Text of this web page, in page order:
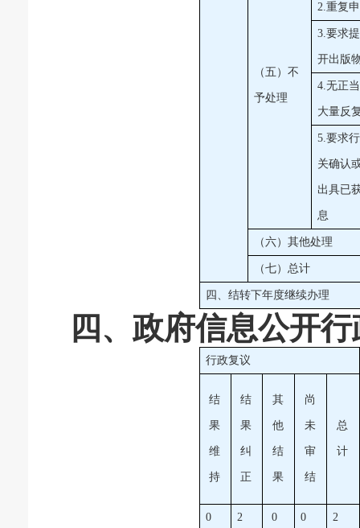
（五）不
予处理
2.重复
3.要求
开出版
4.无正
大量反
5.要求
关确认
出具已
息
（六）其他处理
（七）总计
四、结转下年度继续办理
四、政府信息公开
行政复议
结
果
维
持
结
果
纠
正
其
他
结
果
尚
未
审
结
总
计
0 2 0 0 2